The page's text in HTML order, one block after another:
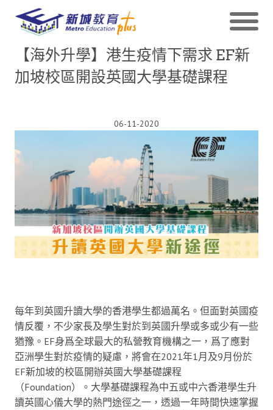
【海外升學】港生疫情下需求 EF新
加坡校區開設英國大學基礎課程
06-11-2020
每年到英國升讀大學的香港學生都過萬名。但面對英國疫
情反覆，不少家長及學生對於到英國升學或多或少有一些
猶豫。EF身爲全球最大的私營教育機構之一，爲了應對
亞洲學生對於疫情的疑慮，將會在2021年1月及9月份於
EF新加坡的校區開辦英國大學基礎課程
（Foundation）。大學基礎課程為中五或中六香港學生升
讀英國心儀大學的熱門途徑之一，透過一年時間快速掌握